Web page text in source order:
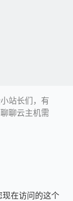
站长们，有
聊云主机需
在访问的这个